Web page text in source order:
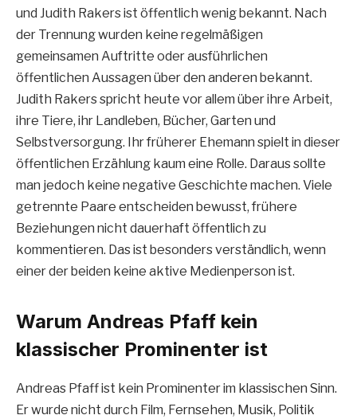
und Judith Rakers ist öffentlich wenig bekannt. Nach
der Trennung wurden keine regelmäßigen
gemeinsamen Auftritte oder ausführlichen
öffentlichen Aussagen über den anderen bekannt.
Judith Rakers spricht heute vor allem über ihre Arbeit,
ihre Tiere, ihr Landleben, Bücher, Garten und
Selbstversorgung. Ihr früherer Ehemann spielt in dieser
öffentlichen Erzählung kaum eine Rolle. Daraus sollte
man jedoch keine negative Geschichte machen. Viele
getrennte Paare entscheiden bewusst, frühere
Beziehungen nicht dauerhaft öffentlich zu
kommentieren. Das ist besonders verständlich, wenn
einer der beiden keine aktive Medienperson ist.
Warum Andreas Pfaff kein
klassischer Prominenter ist
Andreas Pfaff ist kein Prominenter im klassischen Sinn.
Er wurde nicht durch Film, Fernsehen, Musik, Politik